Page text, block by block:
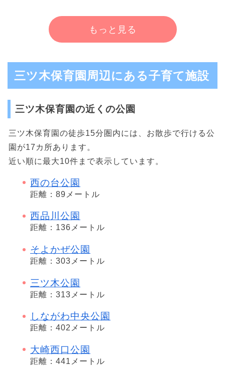
もっと見る
三ツ木保育園周辺にある子育て施設
三ツ木保育園の近くの公園
三ツ木保育園の徒歩15分圏内には、お散歩で行ける公
園が17カ所あります。
近い順に最大10件まで表示しています。
西の台公園
距離：89メートル
西品川公園
距離：136メートル
そよかぜ公園
距離：303メートル
三ツ木公園
距離：313メートル
しながわ中央公園
距離：402メートル
大崎西口公園
距離：441メートル